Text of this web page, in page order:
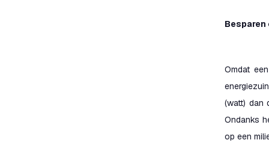
Besparen
Omdat
(watt) dan
Ondanks
op een